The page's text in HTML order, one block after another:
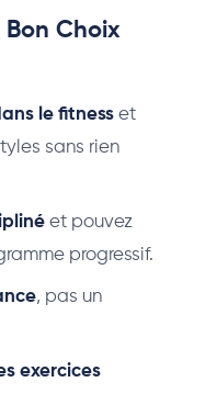
Bon Choix
le fitness et
sans rien
et pouvez
progressif.
, pas un
exercices